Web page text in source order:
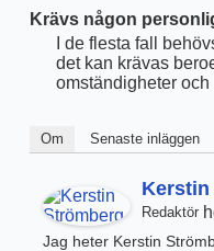
Krävs någon
I de flesta fall
det kan krävas
omständigheter
Om Senaste inläggen
Kerstin
Redaktör
Jag heter Kerstin